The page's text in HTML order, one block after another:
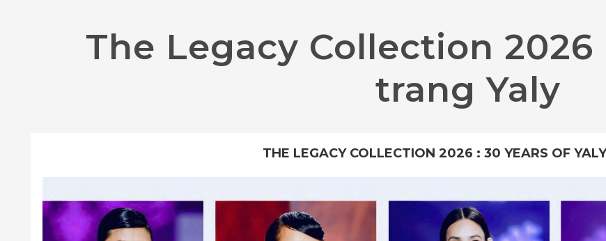
The Legacy Collection
trang Yaly
THE LEGACY COLLECTION 2026 : 30 YEARS OF